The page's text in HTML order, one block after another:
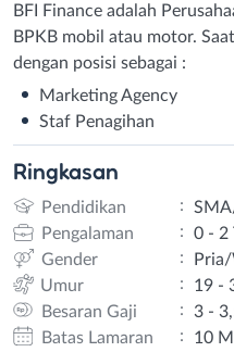
BFI Finance adalah
BPKB mobil atau motor.
dengan posisi sebagai :
Marketing Agency
Staf Penagihan
Ringkasan
Pendidikan :
Pengalaman
:
0 - 2
Gender
:
Umur
:
19 -
Besaran Gaji
:
3 -
Batas Lamaran
:
10